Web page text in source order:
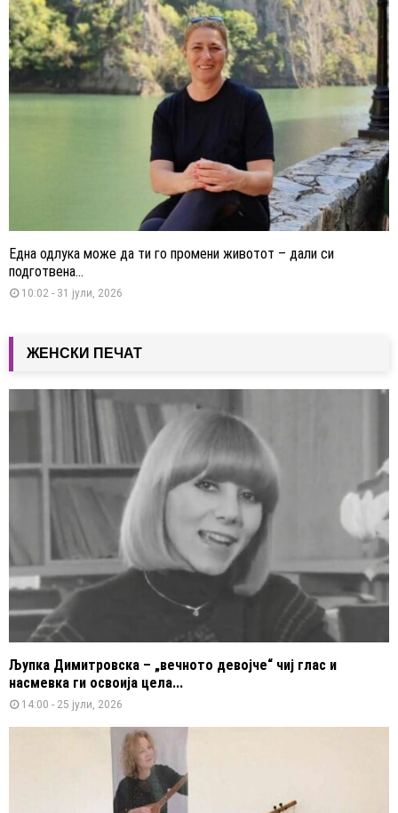
Една одлука може да ти го промени животот – дали си
подготвена...
10:02 - 31 јули, 2026
ЖЕНСКИ ПЕЧАТ
Љупка Димитровска – „вечното девојче“ чиј глас и
насмевка ги освоија цела...
14:00 - 25 јули, 2026